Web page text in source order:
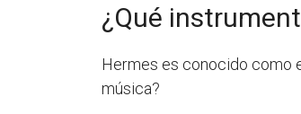
¿Qué
Hermes es conocido como
música?